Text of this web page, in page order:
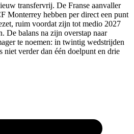
transfervrij. De Franse aanvaller
Monterrey hebben per direct een punt
ruim voordat zijn tot medio 2027
De balans na zijn overstap naar
te noemen: in twintig wedstrijden
niet verder dan één doelpunt en drie